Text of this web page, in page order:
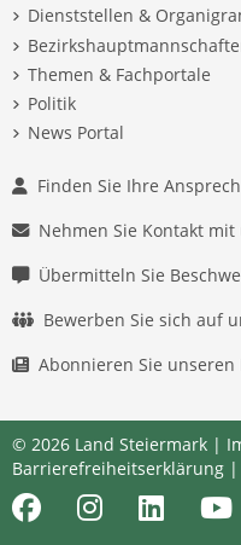
Dienststellen &
Themen & Fachportale
Politik
News Portal
Finden Sie Ihre
Nehmen Sie Kontakt
Übermitteln Sie
Bewerben Sie sich auf
Abonnieren Sie
© 2026 Land Steiermark |
Barrierefreiheitserklärung |
FacebookInstagramLinkedIn